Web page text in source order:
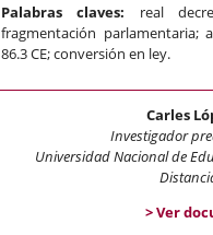
Palabras claves: real
fragmentación parlamentaria;
86.3 CE; conversión en ley.
Carles
Investigador
Universidad Nacional de
> Ver